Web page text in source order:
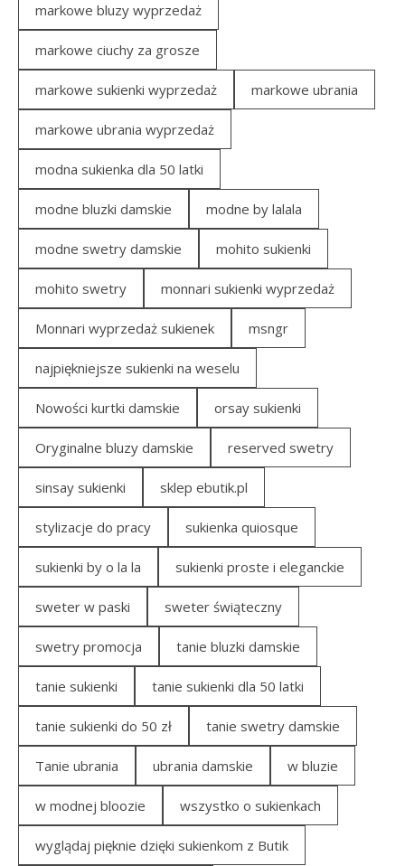
markowe bluzy wyprzedaż
markowe ciuchy za grosze
markowe sukienki wyprzedaż markowe ubrania
markowe ubrania wyprzedaż
modna sukienka dla 50 latki
modne bluzki damskie modne by lalala
modne swetry damskie mohito sukienki
mohito swetry monnari sukienki wyprzedaż
Monnari wyprzedaż sukienek msngr
najpiękniejsze sukienki na weselu
Nowości kurtki damskie orsay sukienki
Oryginalne bluzy damskie reserved swetry
sinsay sukienki sklep ebutik.pl
stylizacje do pracy sukienka quiosque
sukienki by o la la sukienki proste i eleganckie
sweter w paski sweter świąteczny
swetry promocja tanie bluzki damskie
tanie sukienki tanie sukienki dla 50 latki
tanie sukienki do 50 zł tanie swetry damskie
Tanie ubrania ubrania damskie w bluzie
w modnej bloozie wszystko o sukienkach
wyglądaj pięknie dzięki sukienkom z Butik